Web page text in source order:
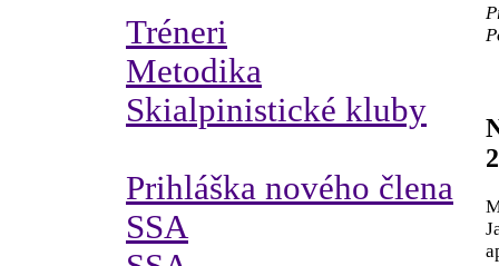
Tréneri
Metodika
Skialpinistické kluby
Prihláška nového člena
SSA